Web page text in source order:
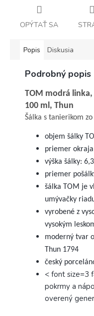
OPÝTAŤ SA
Popis Diskusia
Podrobný popis
TOM modrá linka,
100 ml, Thun
Šálka s tanierikom
objem šálky
priemer
výška šálky:
priemer
šálka TOM je
umývačky
vyrobené z
vysokým
moderný tvar
Thun 1794
český
< font size=3
pokrmy a
overený